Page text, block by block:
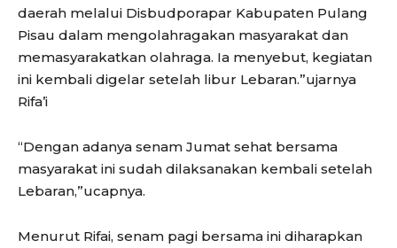
daerah melalui Disbudporapar Kabupaten Pulang
Pisau dalam mengolahragakan masyarakat dan
memasyarakatkan olahraga. Ia menyebut, kegiatan
ini kembali digelar setelah libur Lebaran.”ujarnya
Rifa’i
“Dengan adanya senam Jumat sehat bersama
masyarakat ini sudah dilaksanakan kembali setelah
Lebaran,”ucapnya.
Menurut Rifai, senam pagi bersama ini diharapkan